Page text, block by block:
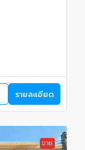
รายละเอียด
ขาย